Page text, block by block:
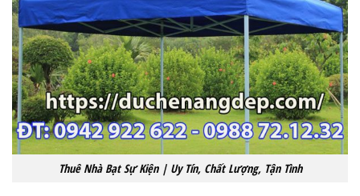
Thuê Nhà Bạt Sự Kiện | Uy Tín, Chất Lượng, Tận Tình‎